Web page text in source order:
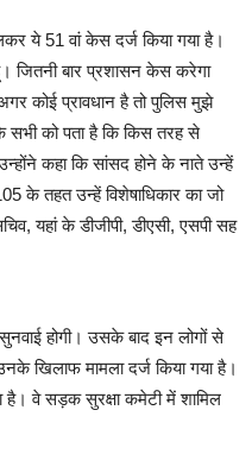
ये 51 वां केस दर्ज किया गया है।
जितनी बार प्रशासन केस करेगा
कोई प्रावधान है तो पुलिस मुझे
सभी को पता है कि किस तरह से
कहा कि सांसद होने के नाते उन्हें
के तहत उन्हें विशेषाधिकार का जो
यहां के डीजीपी, डीएसी, एसपी सह
होगी। उसके बाद इन लोगों से
खिलाफ मामला दर्ज किया गया है।
है। वे सड़क सुरक्षा कमेटी में शामिल